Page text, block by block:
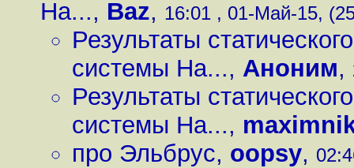
Ha..., Baz, 16:01 , 01-Май-15,
Результаты
системы Ha..., Аноним,
Результаты
системы Ha...,
про Эльбрус, oopsy,